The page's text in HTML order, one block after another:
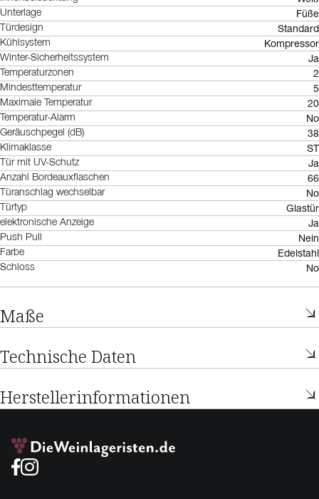
Unterlage Füße
Türdesign Standard
Kühlsystem Kompressor
Winter-Sicherheitssystem Ja
Temperaturzonen 2
Mindesttemperatur 5
Maximale Temperatur 20
Temperatur-Alarm No
Geräuschpegel (dB) 38
Klimaklasse ST
Tür mit UV-Schutz Ja
Anzahl Bordeauxflaschen 66
Türanschlag wechselbar No
Türtyp Glastür
elektronische Anzeige Ja
Push Pull Nein
Farbe Edelstahl
Schloss No
Maße
Technische Daten
Herstellerinformationen